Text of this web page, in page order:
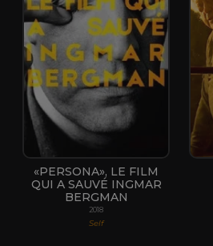
«PERSONA», LE FILM
QUI A SAUVÉ INGMAR
BERGMAN
2018
Self